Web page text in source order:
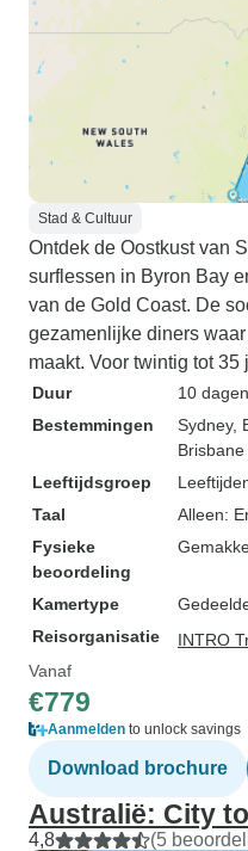
Stad & Cultuur
Ontdek de Oostkust van
surflessen in Byron Bay
van de Gold Coast. De
gezamenlijke diners
maakt. Voor twintig tot 35
Duur
10 dagen
Bestemmingen
Sydney,
Brisbane
Leeftijdsgroep
Taal
Alleen:
Fysieke
beoordeling
Kamertype
Reisorganisatie
INTRO
Vanaf
€779
Aanmelden to unlock savings
Download brochure
Australië: City
4,8 (5